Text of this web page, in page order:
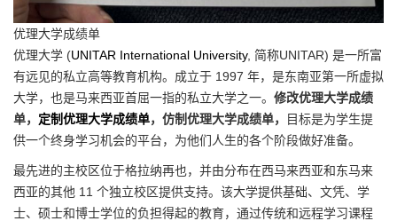
优理大学成绩单
优理大学 (UNITAR International University, 简称UNITAR) 是一所富
有远见的私立高等教育机构。成立于 1997 年，是东南亚第一所虚拟
大学，也是马来西亚首屈一指的私立大学之一。 修改优理大学成绩
单， 定制优理大学成绩单，仿制优理大学成绩单，
目标是为学生提
供一个终身学习机会的平台，为他们人生的各个阶段做好准备。
最先进的主校区位于格拉纳再也，并由分布在西马来西亚和东马来
西亚的其他 11 个独立校区提供支持。该大学提供基础、文凭、学
士、硕士和博士学位的负担得起的教育，通过传统和远程学习课程